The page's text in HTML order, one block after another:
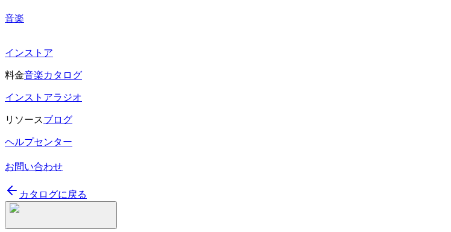
音楽
インストア
料金音楽カタログ
インストアラジオ
リソースブログ
ヘルプセンター
お問い合わせ
カタログに戻る